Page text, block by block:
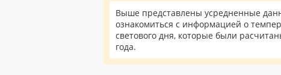
Выше представлены усредненные
ознакомиться с информацией о
светового дня, которые были
года.